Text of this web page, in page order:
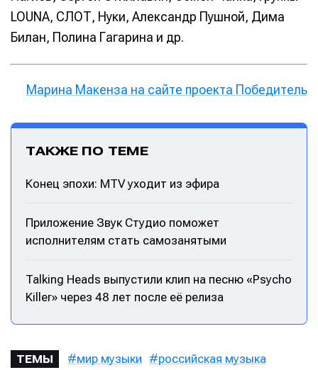
LOUNA, СЛОТ, Нуки, Александр Пушной, Дима
Билан, Полина Гагарина и др.
Марина Макенза на сайте проекта Победитель
ТАКЖЕ ПО ТЕМЕ
Конец эпохи: MTV уходит из эфира
Приложение Звук Студио поможет
исполнителям стать самозанятыми
Talking Heads выпустили клип на песню «Psycho
Killer» через 48 лет после её релиза
ТЕМЫ мир музыки российская музыка